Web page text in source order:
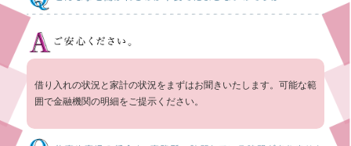
借り入れの状況と家計の状況をまずはお聞きいたします。可能な範
囲で金融機関の明細をご提示ください。